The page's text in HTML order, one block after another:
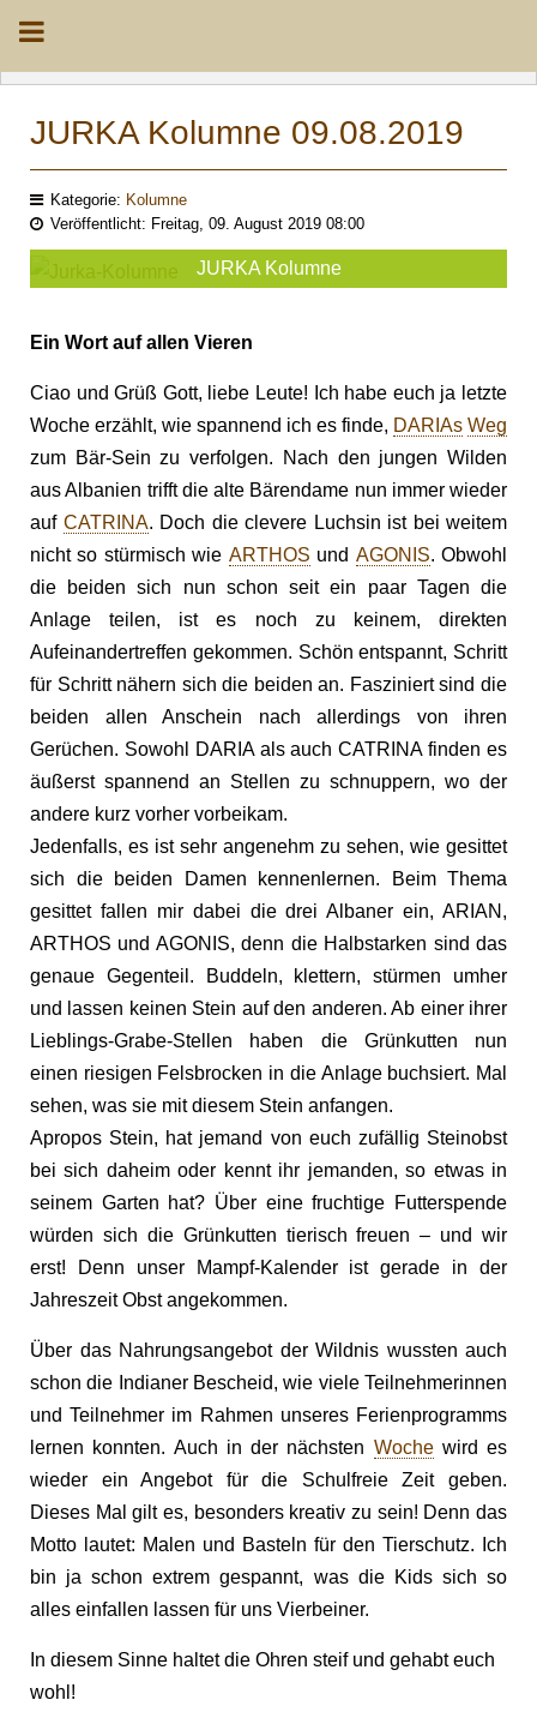
JURKA Kolumne 09.08.2019
Kategorie: Kolumne
Veröffentlicht: Freitag, 09. August 2019 08:00
JURKA Kolumne
Ein Wort auf allen Vieren
Ciao und Grüß Gott, liebe Leute! Ich habe euch ja letzte
Woche erzählt, wie spannend ich es finde, DARIAs Weg
zum Bär-Sein zu verfolgen. Nach den jungen Wilden
aus Albanien trifft die alte Bärendame nun immer wieder
auf CATRINA. Doch die clevere Luchsin ist bei weitem
nicht so stürmisch wie ARTHOS und AGONIS. Obwohl
die beiden sich nun schon seit ein paar Tagen die
Anlage teilen, ist es noch zu keinem, direkten
Aufeinandertreffen gekommen. Schön entspannt, Schritt
für Schritt nähern sich die beiden an. Fasziniert sind die
beiden allen Anschein nach allerdings von ihren
Gerüchen. Sowohl DARIA als auch CATRINA finden es
äußerst spannend an Stellen zu schnuppern, wo der
andere kurz vorher vorbeikam.
Jedenfalls, es ist sehr angenehm zu sehen, wie gesittet
sich die beiden Damen kennenlernen. Beim Thema
gesittet fallen mir dabei die drei Albaner ein, ARIAN,
ARTHOS und AGONIS, denn die Halbstarken sind das
genaue Gegenteil. Buddeln, klettern, stürmen umher
und lassen keinen Stein auf den anderen. Ab einer ihrer
Lieblings-Grabe-Stellen haben die Grünkutten nun
einen riesigen Felsbrocken in die Anlage buchsiert. Mal
sehen, was sie mit diesem Stein anfangen.
Apropos Stein, hat jemand von euch zufällig Steinobst
bei sich daheim oder kennt ihr jemanden, so etwas in
seinem Garten hat? Über eine fruchtige Futterspende
würden sich die Grünkutten tierisch freuen – und wir
erst! Denn unser Mampf-Kalender ist gerade in der
Jahreszeit Obst angekommen.
Über das Nahrungsangebot der Wildnis wussten auch
schon die Indianer Bescheid, wie viele Teilnehmerinnen
und Teilnehmer im Rahmen unseres Ferienprogramms
lernen konnten. Auch in der nächsten Wochewird es
wieder ein Angebot für die Schulfreie Zeit geben.
Dieses Mal gilt es, besonders kreativ zu sein! Denn das
Motto lautet: Malen und Basteln für den Tierschutz. Ich
bin ja schon extrem gespannt, was die Kids sich so
alles einfallen lassen für uns Vierbeiner.
In diesem Sinne haltet die Ohren steif und gehabt euch
wohl!